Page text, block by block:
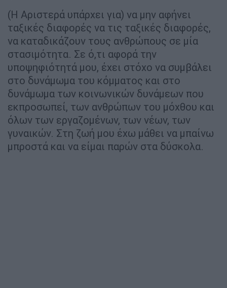
(Η Αριστερά υπάρχει για) να μην αφήνει
ταξικές διαφορές να τις ταξικές διαφορές,
να καταδικάζουν τους ανθρώπους σε μία
στασιμότητα. Σε ό,τι αφορά την
υποψηφιότητά μου, έχει στόχο να συμβάλει
στο δυνάμωμα του κόμματος και στο
δυνάμωμα των κοινωνικών δυνάμεων που
εκπροσωπεί, των ανθρώπων του μόχθου και
όλων των εργαζομένων, των νέων, των
γυναικών. Στη ζωή μου έχω μάθει να μπαίνω
μπροστά και να είμαι παρών στα δύσκολα.